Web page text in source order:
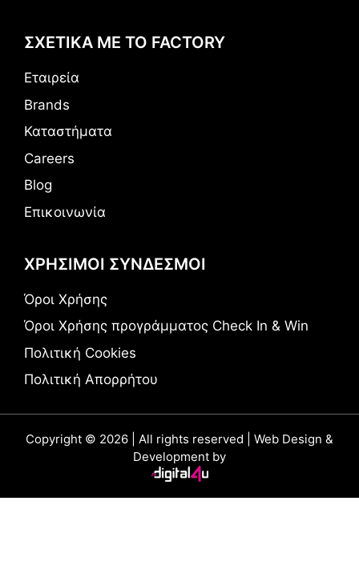
ΣΧΕΤΙΚΑ ΜΕ ΤΟ FACTORY
Εταιρεία
Brands
Καταστήματα
Careers
Blog
Επικοινωνία
ΧΡΗΣΙΜΟΙ ΣΥΝΔΕΣΜΟΙ
Όροι Χρήσης
Όροι Χρήσης προγράμματος Check In & Win
Πολιτική Cookies
Πολιτική Απορρήτου
Copyright © 2026 | All rights reserved | Web Design &
Development by